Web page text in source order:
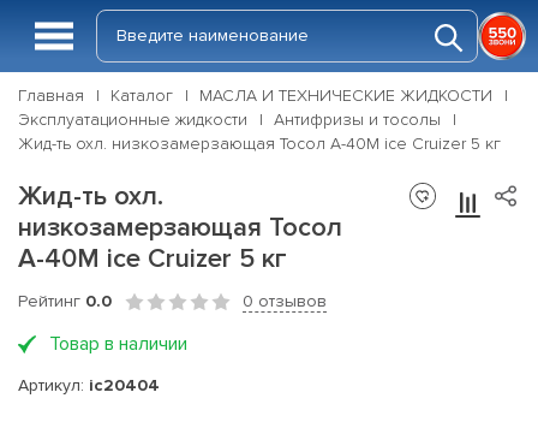
Главная Каталог
МАСЛА И ТЕХНИЧЕСКИЕ ЖИДКОСТИ
Эксплуатационные жидкости
Антифризы и тосолы
Жид-ть охл. низкозамерзающая Тосол А-40М ice Cruizer 5 кг
Жид-ть охл.
низкозамерзающая Тосол
А-40М ice Cruizer 5 кг
Рейтинг 0.0 0 отзывов
Товар в наличии
Артикул: ic20404